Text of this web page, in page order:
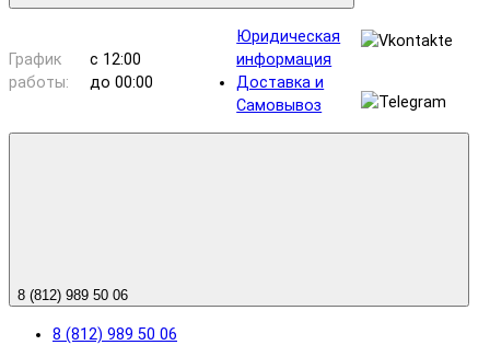
График
работы:
с 12:00
до 00:00
Юридическая
информация
Доставка и
Самовывоз
8 (812) 989 50 06
8 (812) 989 50 06